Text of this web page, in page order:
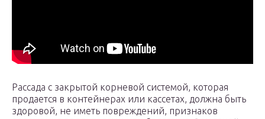
Рассада с закрытой корневой системой, которая
продается в контейнерах или кассетах, должна быть
здоровой, не иметь повреждений, признаков